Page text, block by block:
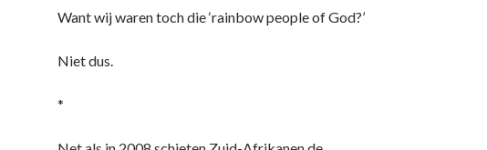
Want wij waren toch die ‘rainbow people of God?’
Niet dus.
*